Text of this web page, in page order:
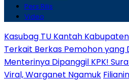
Pers Rilis
Video
Kasubag TU Kantah
Terkait Berkas Pemohon yang
Menterinya Dipanggil KPK!
Viral, Warganet Ngamuk